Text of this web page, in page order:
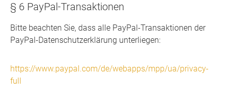
§ 6 PayPal-Transaktionen
Bitte beachten Sie, dass alle PayPal-Transaktionen der
PayPal-Datenschutzerklärung unterliegen:
https://www.paypal.com/de/webapps/mpp/ua/privacy-
full